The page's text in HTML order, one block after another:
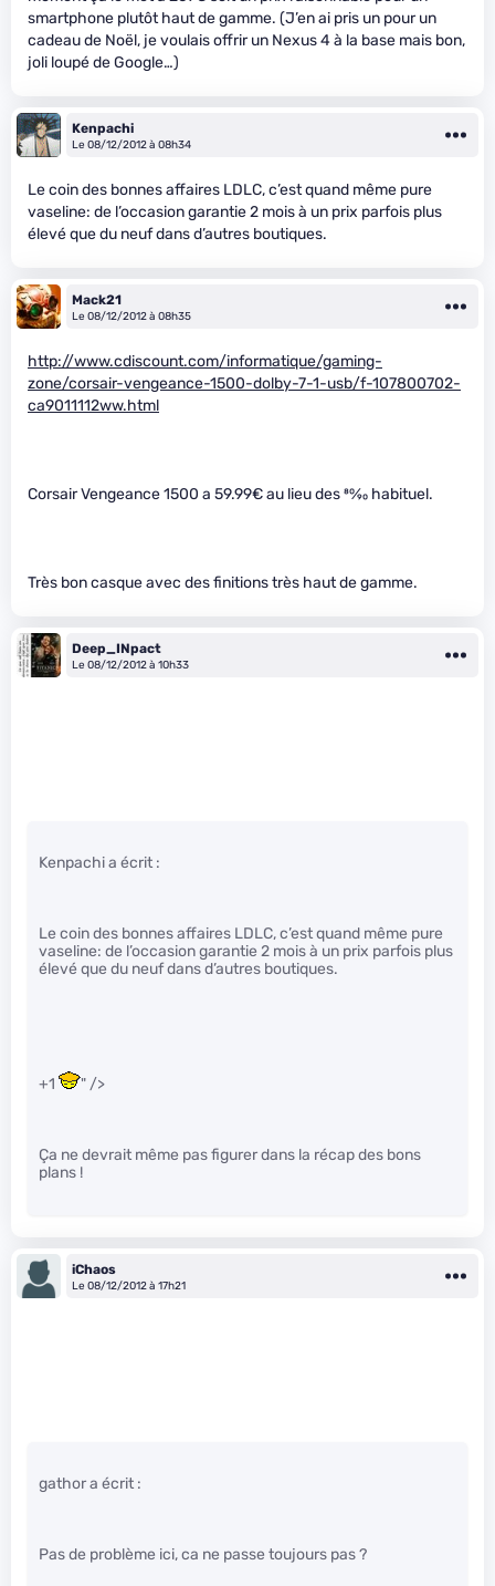
smartphone plutôt haut de gamme. (J’en ai pris un pour un
cadeau de Noël, je voulais offrir un Nexus 4 à la base mais bon,
joli loupé de Google…)
Kenpachi
Le 08/12/2012 à 08h34
Le coin des bonnes affaires LDLC, c’est quand même pure
vaseline: de l’occasion garantie 2 mois à un prix parfois plus
élevé que du neuf dans d’autres boutiques.
Mack21
Le 08/12/2012 à 08h35
http://www.cdiscount.com/informatique/gaming-
zone/corsair-vengeance-1500-dolby-7-1-usb/f-107800702-
ca9011112ww.html
Corsair Vengeance 1500 a 59.99€ au lieu des80⁄90 habituel.
Très bon casque avec des finitions très haut de gamme.
Deep_INpact
Le 08/12/2012 à 10h33
Kenpachi a écrit :
Le coin des bonnes affaires LDLC, c’est quand même pure
vaseline: de l’occasion garantie 2 mois à un prix parfois plus
élevé que du neuf dans d’autres boutiques.
+1 " />
Ça ne devrait même pas figurer dans la récap des bons
plans !
iChaos
Le 08/12/2012 à 17h21
gathor a écrit :
Pas de problème ici, ca ne passe toujours pas ?